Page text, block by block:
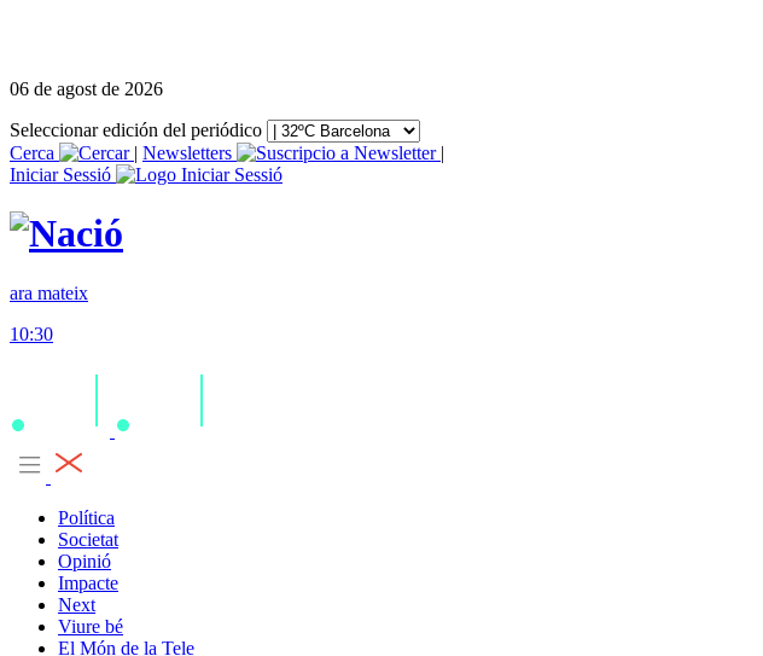
06 de agost de 2026
Seleccionar edición del periódico
Cerca
| Newsletters
|
Iniciar Sessió
ara mateix
10:30
Política
Societat
Opinió
Impacte
Next
Viure bé
El Món de la Tele